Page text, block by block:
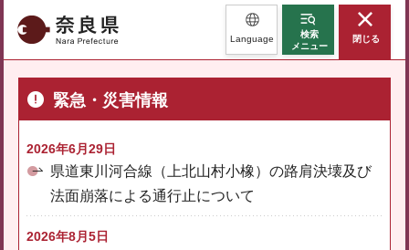
奈良県 Language
検索
メニュー
閉じる
緊急・災害情報
2026年6月29日
県道東川河合線（上北山村小橡）の路肩決壊及び
法面崩落による通行止について
2026年8月5日